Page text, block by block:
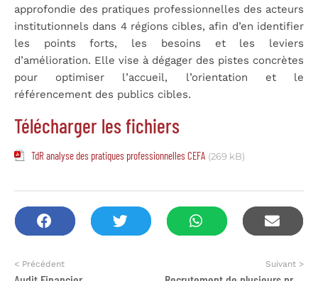
approfondie des pratiques professionnelles des acteurs
institutionnels dans 4 régions cibles, afin d’en identifier
les points forts, les besoins et les leviers
d’amélioration. Elle vise à dégager des pistes concrètes
pour optimiser l’accueil, l’orientation et le
référencement des publics cibles.
Télécharger les fichiers
TdR analyse des pratiques professionnelles CEFA (269 kB)
< Précédent Suivant >